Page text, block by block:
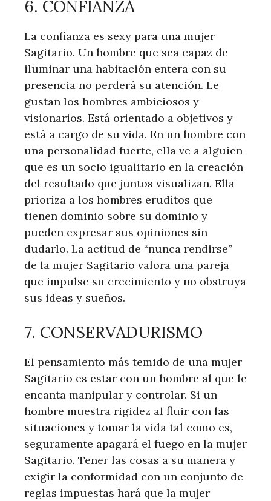
6. CONFIANZA
La confianza es sexy para una mujer
Sagitario. Un hombre que sea capaz de
iluminar una habitación entera con su
presencia no perderá su atención. Le
gustan los hombres ambiciosos y
visionarios. Está orientado a objetivos y
está a cargo de su vida. En un hombre con
una personalidad fuerte, ella ve a alguien
que es un socio igualitario en la creación
del resultado que juntos visualizan. Ella
prioriza a los hombres eruditos que
tienen dominio sobre su dominio y
pueden expresar sus opiniones sin
dudarlo. La actitud de “nunca rendirse”
de la mujer Sagitario valora una pareja
que impulse su crecimiento y no obstruya
sus ideas y sueños.
7. CONSERVADURISMO
El pensamiento más temido de una mujer
Sagitario es estar con un hombre al que le
encanta manipular y controlar. Si un
hombre muestra rigidez al fluir con las
situaciones y tomar la vida tal como es,
seguramente apagará el fuego en la mujer
Sagitario. Tener las cosas a su manera y
exigir la conformidad con un conjunto de
reglas impuestas hará que la mujer